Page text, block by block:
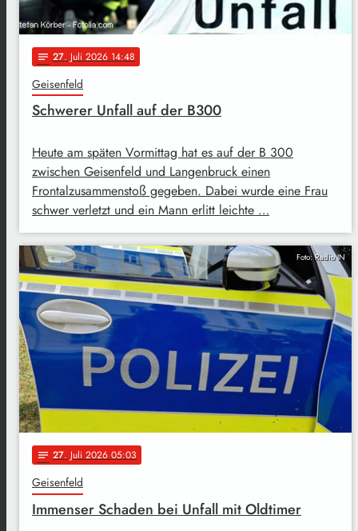
notes 27. Juli 2026 14:48
Geisenfeld
Schwerer Unfall auf der B300
Heute am späten Vormittag hat es auf der B 300
zwischen Geisenfeld und Langenbruck einen
Frontalzusammenstoß gegeben. Dabei wurde eine Frau
schwer verletzt und ein Mann erlitt leichte …
Foto: Radio IN
notes 27. Juli 2026 05:03
Geisenfeld
Immenser Schaden bei Unfall mit Oldtimer